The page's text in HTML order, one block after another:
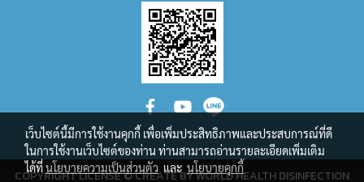
COPYRIGHT LICENSE © CREATE BY WORLD HEALTH DISINFECTION
เว็บไซต์นี้มีการใช้งานคุกกี้ เพื่อเพิ่มประสิทธิภาพและประสบการณ์ที่ดี
ในการใช้งานเว็บไซต์ของท่าน ท่านสามารถอ่านรายละเอียดเพิ่มเติม
ได้ที่นโยบายความเป็นส่วนตัว และ นโยบายคุกกี้